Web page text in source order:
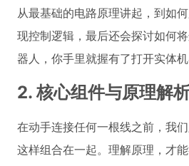
从最基础的电路原理讲起，到如
现控制逻辑，最后还会探讨如何
器人，你手里就握有了打开实体机
2. 核心组件与原理解
在动手连接任何一根线之前，我
这样组合在一起。理解原理，才